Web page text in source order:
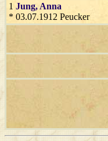
1 Jung, Anna
* 03.07.1912 Peucker